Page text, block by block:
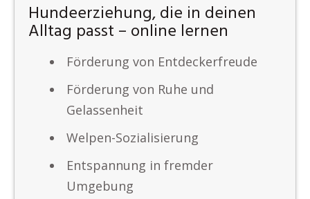
Hundeerziehung, die in deinen
Alltag passt – online lernen
Förderung von Entdeckerfreude
Förderung von Ruhe und
Gelassenheit
Welpen-Sozialisierung
Entspannung in fremder
Umgebung